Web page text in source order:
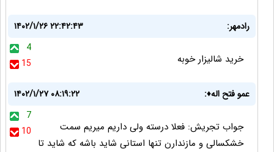
رادمهر:
۱۴۰۲/۱/۲۶ ۲۲:۴۲:۴۳
4
15
خرید شالیزار خوبه
عمو فتح اله♦️:
۱۴۰۲/۱/۲۷ ۰۸:۱۹:۲۲
7
10
جواب تجریش: فعلا درسته ولی داریم میریم سمت
خشکسالی و مازندارن تنها استانی شاید باشه که شاید تا